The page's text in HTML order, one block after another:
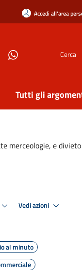
Accedi all'area
Cerca
Tutti gli
merceologie, e
Vedi azioni
al minuto